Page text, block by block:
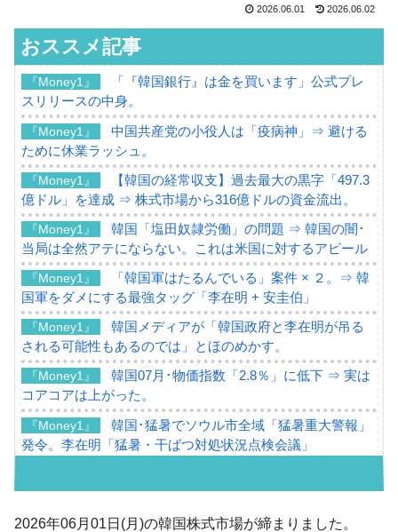
2026.06.01 2026.06.02
おススメ記事
『Money1』
「『韓国銀行』は金を買います」公式プレ
スリリースの中身。
『Money1』
中国共産党の小役人は「疫病神」⇒ 避ける
ために休業ラッシュ。
『Money1』
【韓国の経常収支】過去最大の黒字「497.3
億ドル」を達成 ⇒ 株式市場から316億ドルの資金流出。
『Money1』
韓国「塩田奴隷労働」の問題 ⇒ 韓国の闇･
当局は全然アテにならない。これは米国に対するアピール
『Money1』
「韓国軍はたるんでいる」案件 × ２。⇒ 韓
国軍をダメにする最強タッグ「李在明 + 安圭伯」
『Money1』
韓国メディアが「韓国政府と李在明が吊る
される可能性もあるのでは」とほのめかす。
『Money1』
韓国07月･物価指数「2.8％」に低下 ⇒ 実は
コアコアは上がった。
『Money1』
韓国･猛暑でソウル市全域「猛暑重大警報」
発令。李在明「猛暑・干ばつ対処状況点検会議」
07月販売台数は去年のほぼ半分「71台」しか売れなかっ
た。『起亜』は9台だけ
2026年06月01日(月)の韓国株式市場が締まりました。